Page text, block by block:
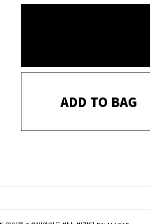
ADD TO BAG